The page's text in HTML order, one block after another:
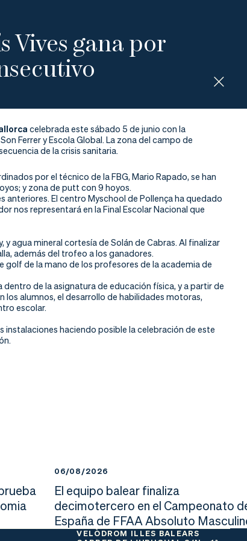
Vives gana por
celebrada este sábado 5 de junio con la
Ferrer y Escola Global. La zona del campo de
de la crisis sanitaria.
por el técnico de la FBG, Mario Rapado, se han
y zona de putt con 9 hoyos.
anteriores. El centro Myschool de Pollença ha quedado
nos representará en la Final Escolar Nacional que
agua mineral cortesía de Solán de Cabras. Al finalizar
además del trofeo a los ganadores.
de la mano de los profesores de la academia de
de la asignatura de educación física, y a partir de
alumnos, el desarrollo de habilidades motoras,
escolar.
instalaciones haciendo posible la celebración de este
06/08/2026
El equipo balear finaliza
decimotercero en el Campeonato
España de FFAA Absoluto
VELÒDROM ILLES BALEARS